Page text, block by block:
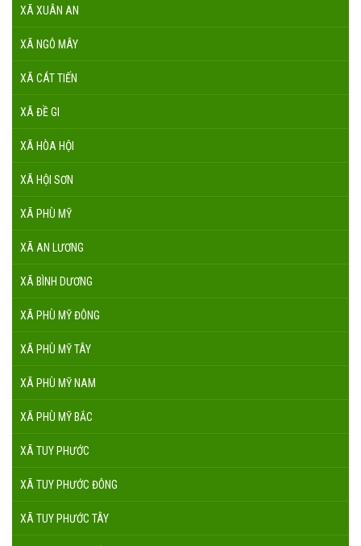
XÃ XUÂN AN
XÃ NGÔ MÂY
XÃ CÁT TIẾN
XÃ ĐỀ GI
XÃ HÒA HỘI
XÃ HỘI SƠN
XÃ PHÙ MỸ
XÃ AN LƯƠNG
XÃ BÌNH DƯƠNG
XÃ PHÙ MỸ ĐÔNG
XÃ PHÙ MỸ TÂY
XÃ PHÙ MỸ NAM
XÃ PHÙ MỸ BẮC
XÃ TUY PHƯỚC
XÃ TUY PHƯỚC ĐÔNG
XÃ TUY PHƯỚC TÂY